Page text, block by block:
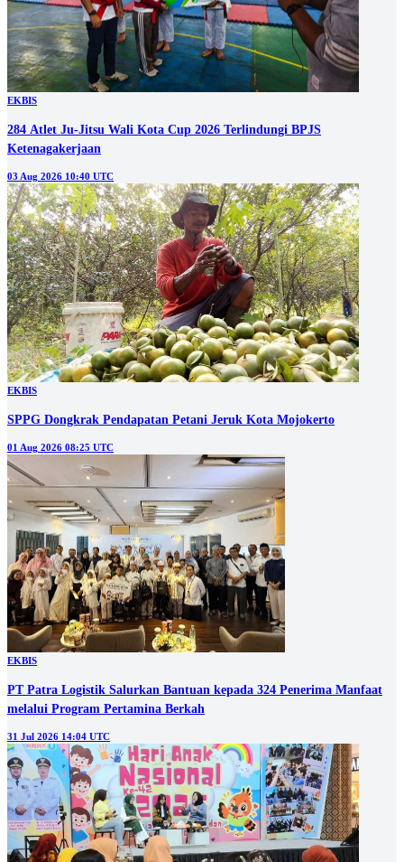
EKBIS
284 Atlet Ju-Jitsu Wali Kota Cup 2026 Terlindungi BPJS
Ketenagakerjaan
03 Aug 2026 10:40 UTC
EKBIS
SPPG Dongkrak Pendapatan Petani Jeruk Kota Mojokerto
01 Aug 2026 08:25 UTC
EKBIS
PT Patra Logistik Salurkan Bantuan kepada 324 Penerima Manfaat
melalui Program Pertamina Berkah
31 Jul 2026 14:04 UTC